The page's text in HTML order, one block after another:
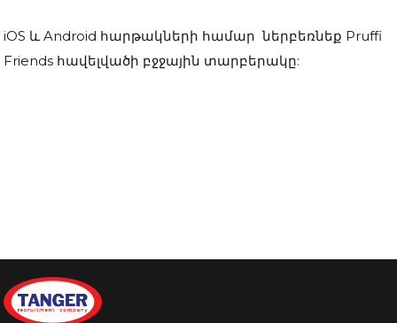
iOS և Android հարթակների համար ներբեռնեք Pruffi
Friends հավելվածի բջջային տարբերակը: